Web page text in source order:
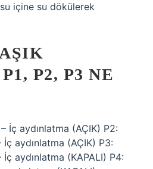
içine su dökülerek
P2, P3 NE
İç aydınlatma (AÇIK) P2:
İç aydınlatma (AÇIK) P3:
İç aydınlatma (KAPALI) P4: